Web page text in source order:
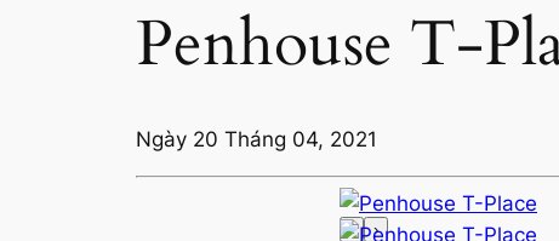
Penhouse T-
Ngày 20 Tháng 04, 2021
‹ ›